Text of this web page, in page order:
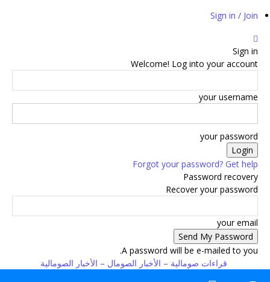
Sign in / Join
Sign in
Welcome! Log into your account
your username
your password
Forgot your password? Get help
Password recovery
Recover your password
your email
A password will be e-mailed to you.
قراءات صومالية – الأخبار الصومال – الأخبار الصومالية